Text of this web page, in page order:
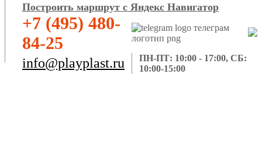
Построить маршрут с Яндекс Навигатор
+7 (495) 480-
84-25
info@playplast.ru
ПН-ПТ: 10:00 - 17:00, СБ:
10:00-15:00